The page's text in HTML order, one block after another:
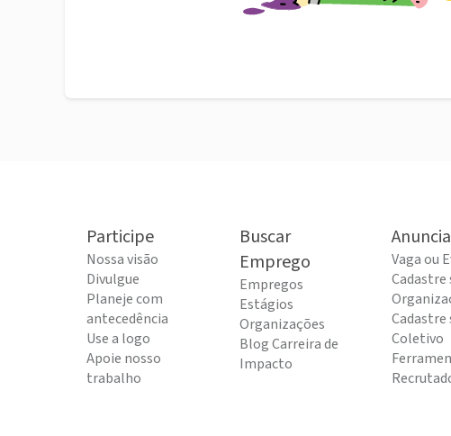
Participe
Nossa visão
Divulgue
Planeje com
antecedência
Use a logo
Apoie nosso
trabalho
Buscar
Emprego
Empregos
Estágios
Organizações
Blog Carreira de
Impacto
Vaga ou
Cadastre
Cadastre
Coletivo